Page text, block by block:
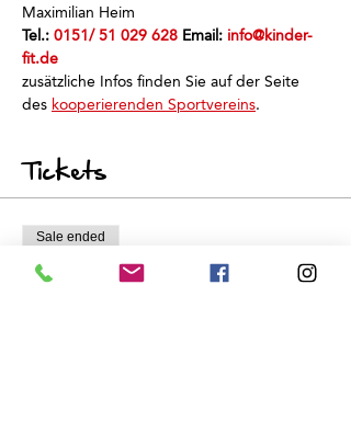
Maximilian Heim
Tel.: 0151/ 51 029 628 Email: info@kinder-
fit.de
zusätzliche Infos finden Sie auf der Seite
des kooperierenden Sportvereins.
Tickets
Sale ended
Ticket type